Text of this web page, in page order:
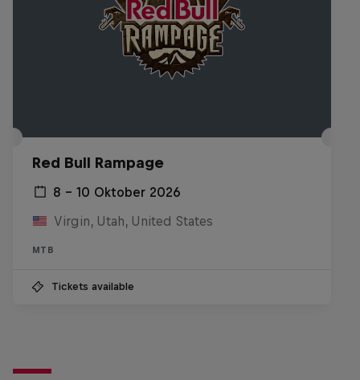
Red Bull Rampage
8 – 10 Oktober 2026
Virgin, Utah, United States
MTB
Tickets available